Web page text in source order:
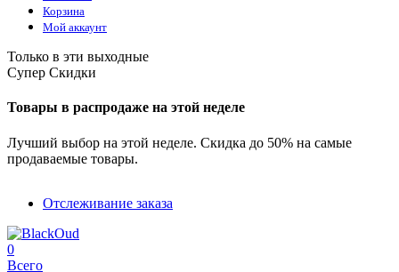
Корзина
Мой аккаунт
Только в эти выходные
Супер Скидки
Товары в распродаже на этой неделе
Лучший выбор на этой неделе. Скидка до 50% на самые
продаваемые товары.
Отслеживание заказа
0
Всего